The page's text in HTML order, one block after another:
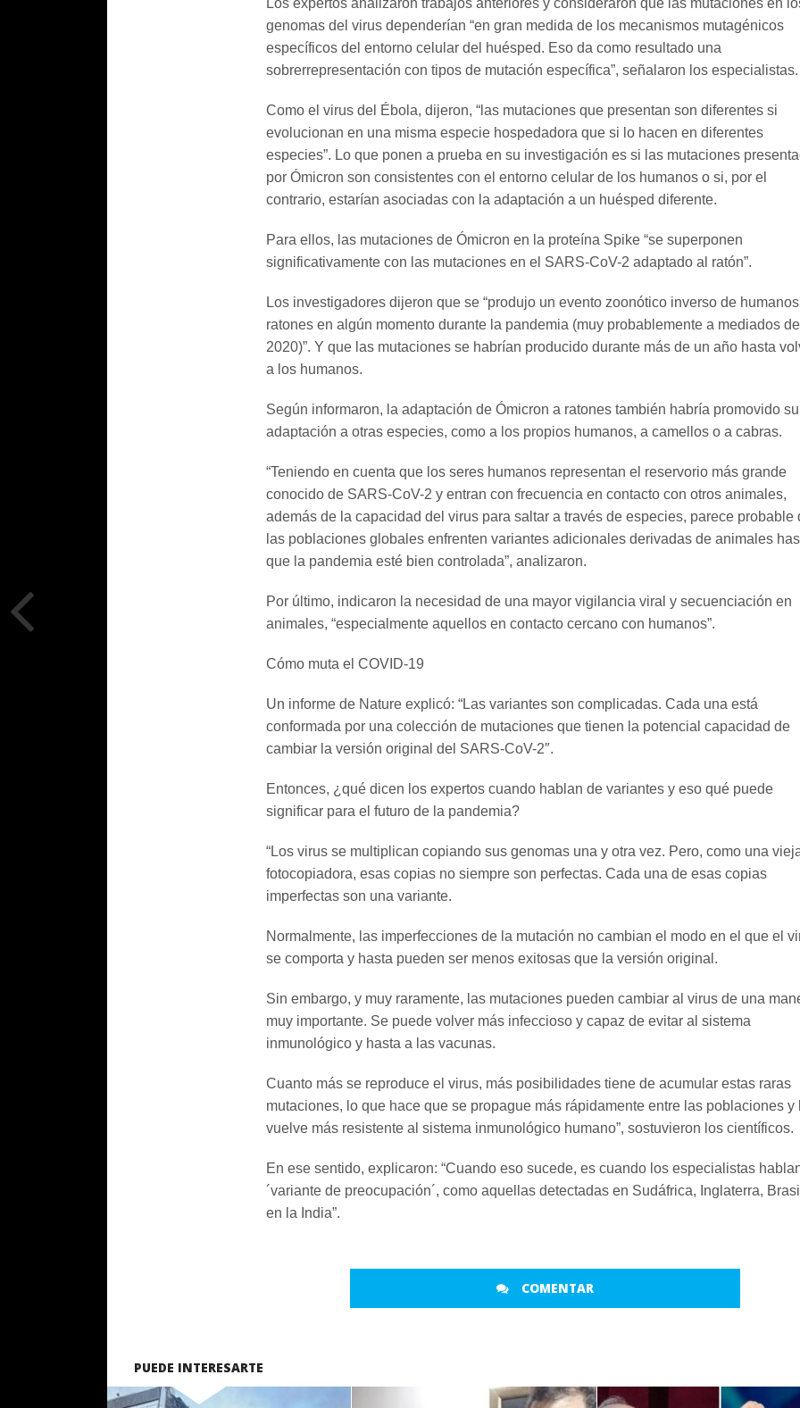
Los expertos analizaron trabajos anteriores y consideraron que las mutaciones en
genomas del virus dependerían “en gran medida de los mecanismos mutagénicos
específicos del entorno celular del huésped. Eso da como resultado una
sobrerrepresentación con tipos de mutación específica”, señalaron los especialistas.
Como el virus del Ébola, dijeron, “las mutaciones que presentan son diferentes si
evolucionan en una misma especie hospedadora que si lo hacen en diferentes
especies”. Lo que ponen a prueba en su investigación es si las mutaciones
por Ómicron son consistentes con el entorno celular de los humanos o si, por el
contrario, estarían asociadas con la adaptación a un huésped diferente.
Para ellos, las mutaciones de Ómicron en la proteína Spike “se superponen
significativamente con las mutaciones en el SARS-CoV-2 adaptado al ratón”.
Los investigadores dijeron que se “produjo un evento zoonótico inverso de
ratones en algún momento durante la pandemia (muy probablemente a mediados de
2020)”. Y que las mutaciones se habrían producido durante más de un año hasta
a los humanos.
Según informaron, la adaptación de Ómicron a ratones también habría promovido su
adaptación a otras especies, como a los propios humanos, a camellos o a cabras.
“Teniendo en cuenta que los seres humanos representan el reservorio más grande
conocido de SARS-CoV-2 y entran con frecuencia en contacto con otros animales,
además de la capacidad del virus para saltar a través de especies, parece probable
las poblaciones globales enfrenten variantes adicionales derivadas de animales
que la pandemia esté bien controlada”, analizaron.
Por último, indicaron la necesidad de una mayor vigilancia viral y secuenciación en
animales, “especialmente aquellos en contacto cercano con humanos”.
Cómo muta el COVID-19
Un informe de Nature explicó: “Las variantes son complicadas. Cada una está
conformada por una colección de mutaciones que tienen la potencial capacidad de
cambiar la versión original del SARS-CoV-2″.
Entonces, ¿qué dicen los expertos cuando hablan de variantes y eso qué puede
significar para el futuro de la pandemia?
“Los virus se multiplican copiando sus genomas una y otra vez. Pero, como una
fotocopiadora, esas copias no siempre son perfectas. Cada una de esas copias
imperfectas son una variante.
Normalmente, las imperfecciones de la mutación no cambian el modo en el que el
se comporta y hasta pueden ser menos exitosas que la versión original.
Sin embargo, y muy raramente, las mutaciones pueden cambiar al virus de una
muy importante. Se puede volver más infeccioso y capaz de evitar al sistema
inmunológico y hasta a las vacunas.
Cuanto más se reproduce el virus, más posibilidades tiene de acumular estas raras
mutaciones, lo que hace que se propague más rápidamente entre las poblaciones y
vuelve más resistente al sistema inmunológico humano”, sostuvieron los científicos.
En ese sentido, explicaron: “Cuando eso sucede, es cuando los especialistas
´variante de preocupación´, como aquellas detectadas en Sudáfrica, Inglaterra,
en la India”.
COMENTAR
PUEDE INTERESARTE